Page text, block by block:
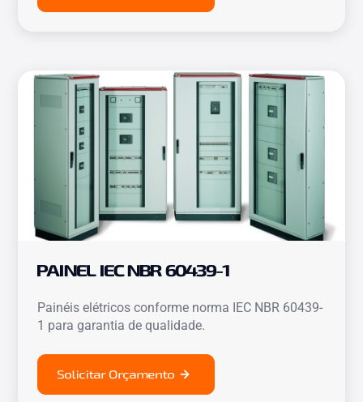
PAINEL IEC NBR 60439-1
Painéis elétricos conforme norma IEC NBR 60439-
1 para garantia de qualidade.
Solicitar Orçamento